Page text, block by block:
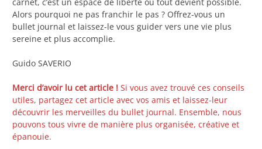
carnet, c’est un espace de liberté où tout devient possible.
Alors pourquoi ne pas franchir le pas ? Offrez-vous un
bullet journal et laissez-le vous guider vers une vie plus
sereine et plus accomplie.
Guido SAVERIO
Merci d’avoir lu cet article ! Si vous avez trouvé ces conseils
utiles, partagez cet article avec vos amis et laissez-leur
découvrir les merveilles du bullet journal. Ensemble, nous
pouvons tous vivre de manière plus organisée, créative et
épanouie.